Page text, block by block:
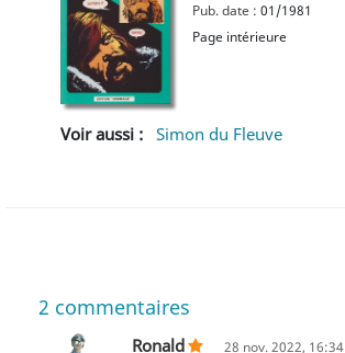
Pub. date : 01/1981
Page intérieure
Voir aussi : Simon du Fleuve
2 commentaires
Ronald 28 nov. 2022, 16:34